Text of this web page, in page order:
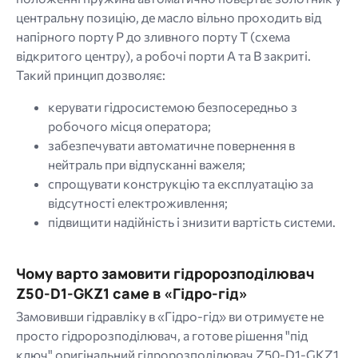
центральну позицію, де масло вільно проходить від
напірного порту P до зливного порту T (схема
відкритого центру), а робочі порти A та B закриті.
Такий принцип дозволяє:
керувати гідросистемою безпосередньо з
робочого місця оператора;
забезпечувати автоматичне повернення в
нейтраль при відпусканні важеля;
спрощувати конструкцію та експлуатацію за
відсутності електроживлення;
підвищити надійність і знизити вартість системи.
Чому варто замовити гідророзподілювач
Z50-D1-GKZ1 саме в «Гідро-гід»
Замовивши гідравліку в «Гідро-гід» ви отримуєте не
просто гідророзподілювач, а готове рішення "під
ключ" оригінальний гідророзподілювач Z50-D1-GKZ1